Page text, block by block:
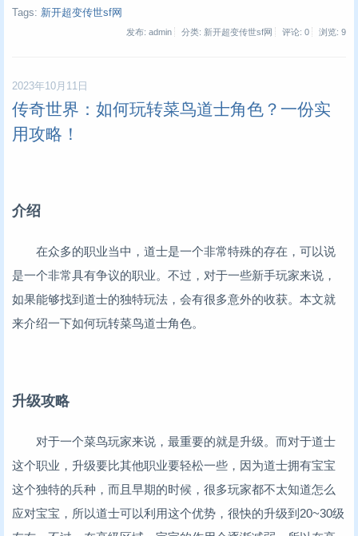
Tags: 新开超变传世sf网
发布: admin 分类: 新开超变传世sf网 评论: 0 浏览: 9
2023年10月11日
传奇世界：如何玩转菜鸟道士角色？一份实
用攻略！
介绍
在众多的职业当中，道士是一个非常特殊的存在，可以说
是一个非常具有争议的职业。不过，对于一些新手玩家来说，
如果能够找到道士的独特玩法，会有很多意外的收获。本文就
来介绍一下如何玩转菜鸟道士角色。
升级攻略
对于一个菜鸟玩家来说，最重要的就是升级。而对于道士
这个职业，升级要比其他职业要轻松一些，因为道士拥有宝宝
这个独特的兵种，而且早期的时候，很多玩家都不太知道怎么
应对宝宝，所以道士可以利用这个优势，很快的升级到20~30级